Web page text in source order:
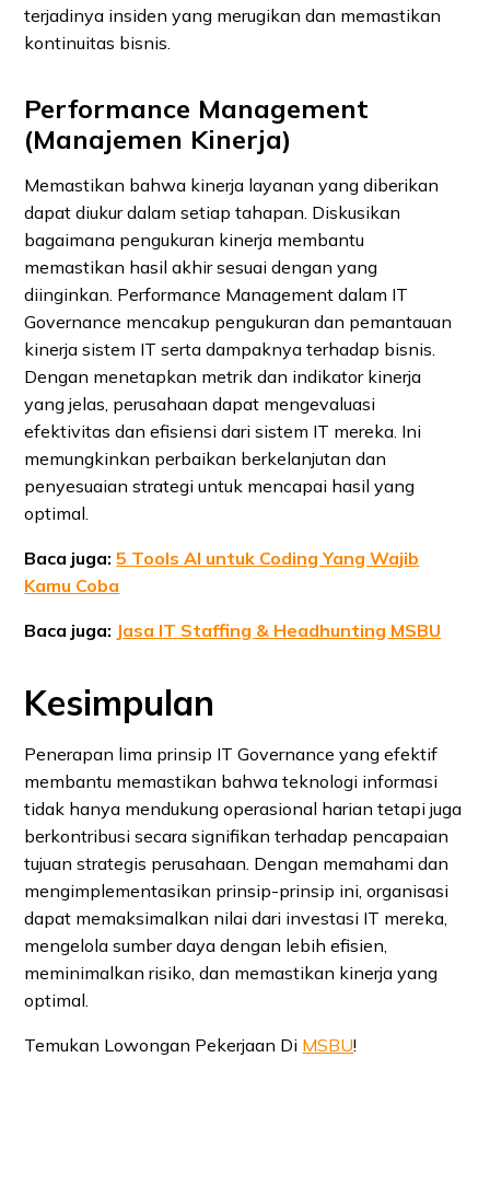
terjadinya insiden yang merugikan dan memastikan
kontinuitas bisnis.
Performance Management
(Manajemen Kinerja)
Memastikan bahwa kinerja layanan yang diberikan
dapat diukur dalam setiap tahapan. Diskusikan
bagaimana pengukuran kinerja membantu
memastikan hasil akhir sesuai dengan yang
diinginkan. Performance Management dalam IT
Governance mencakup pengukuran dan pemantauan
kinerja sistem IT serta dampaknya terhadap bisnis.
Dengan menetapkan metrik dan indikator kinerja
yang jelas, perusahaan dapat mengevaluasi
efektivitas dan efisiensi dari sistem IT mereka. Ini
memungkinkan perbaikan berkelanjutan dan
penyesuaian strategi untuk mencapai hasil yang
optimal.
Baca juga:5 Tools AI untuk Coding Yang Wajib
Kamu Coba
Baca juga: Jasa IT Staffing & Headhunting MSBU
Kesimpulan
Penerapan lima prinsip IT Governance yang efektif
membantu memastikan bahwa teknologi informasi
tidak hanya mendukung operasional harian tetapi juga
berkontribusi secara signifikan terhadap pencapaian
tujuan strategis perusahaan. Dengan memahami dan
mengimplementasikan prinsip-prinsip ini, organisasi
dapat memaksimalkan nilai dari investasi IT mereka,
mengelola sumber daya dengan lebih efisien,
meminimalkan risiko, dan memastikan kinerja yang
optimal.
Temukan Lowongan Pekerjaan Di MSBU!